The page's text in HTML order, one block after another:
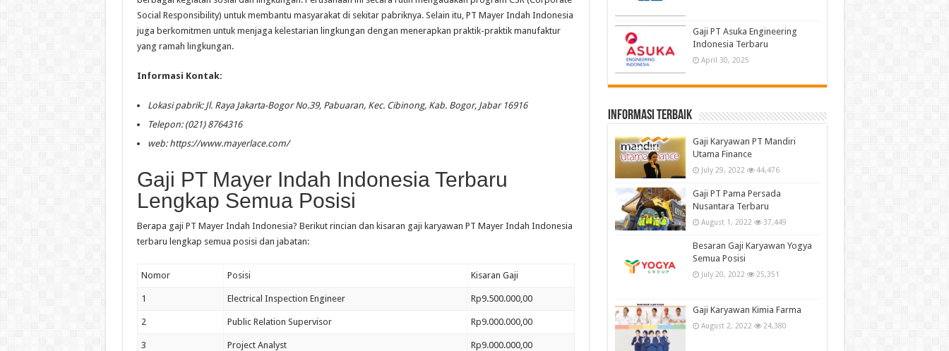
Social Responsibility) untuk membantu masyarakat di sekitar pabriknya. Selain itu, PT Mayer Indah Indonesia
juga berkomitmen untuk menjaga kelestarian lingkungan dengan menerapkan praktik-praktik manufaktur
yang ramah lingkungan.
Informasi Kontak:
Lokasi pabrik: Jl. Raya Jakarta-Bogor No.39, Pabuaran, Kec. Cibinong, Kab. Bogor, Jabar 16916
Telepon: (021) 8764316
web: https://www.mayerlace.com/
Gaji PT Mayer Indah Indonesia Terbaru
Lengkap Semua Posisi
Berapa gaji PT Mayer Indah Indonesia? Berikut rincian dan kisaran gaji karyawan PT Mayer Indah Indonesia
terbaru lengkap semua posisi dan jabatan:
Nomor Posisi Kisaran Gaji
1 Electrical Inspection Engineer Rp9.500.000,00
2 Public Relation Supervisor Rp9.000.000,00
3 Project Analyst Rp9.000.000,00
Gaji PT Asuka Engineering
Indonesia Terbaru
April 30, 2025
informasi terbaik
Gaji Karyawan PT Mandiri
Utama Finance
July 29, 2022 44,476
Gaji PT Pama Persada
Nusantara Terbaru
August 1, 2022 37,449
Besaran Gaji Karyawan Yogya
Semua Posisi
July 20, 2022 25,351
Gaji Karyawan Kimia Farma
August 2, 2022 24,380